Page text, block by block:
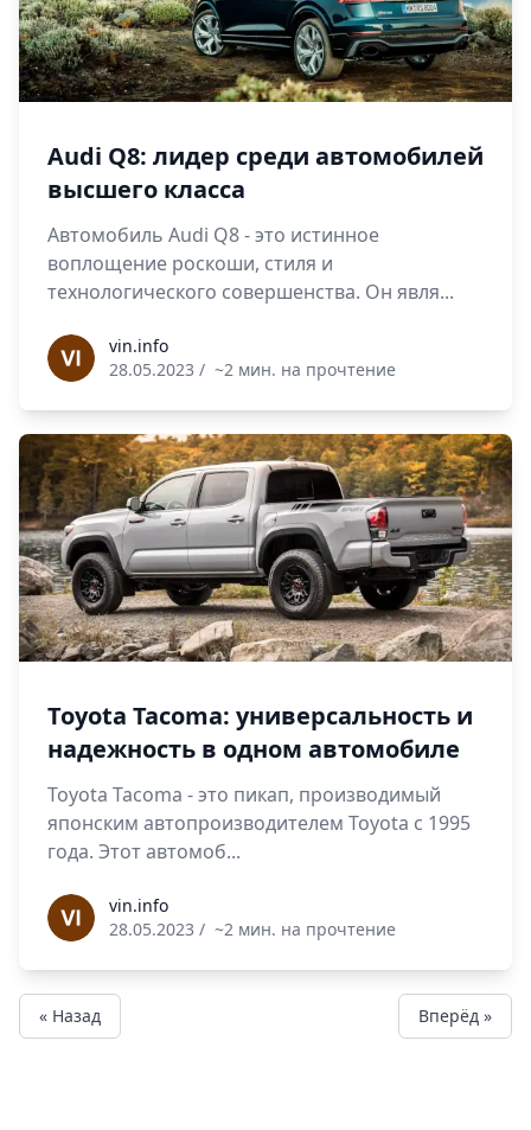
Audi Q8: лидер среди автомобилей
высшего класса
Автомобиль Audi Q8 - это истинное
воплощение роскоши, стиля и
технологического совершенства. Он явля...
vin.infovin.info
28.05.2023 / ~2 мин. на прочтение
Toyota Tacoma: универсальность и
надежность в одном автомобиле
Toyota Tacoma - это пикап, производимый
японским автопроизводителем Toyota с 1995
года. Этот автомоб...
vin.infovin.info
28.05.2023 / ~2 мин. на прочтение
« Назад Вперёд »